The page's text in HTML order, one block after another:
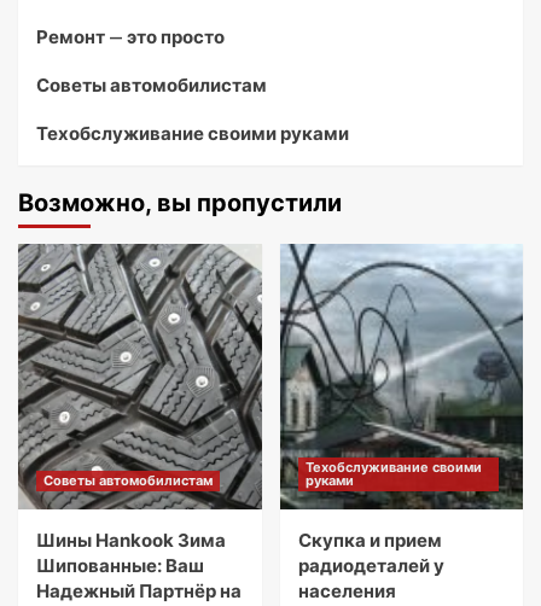
Ремонт — это просто
Советы автомобилистам
Техобслуживание своими руками
Возможно, вы пропустили
Советы автомобилистам
Шины Hankook Зима
Шипованные: Ваш
Надежный Партнёр на
Техобслуживание своими
руками
Скупка и прием
радиодеталей у
населения